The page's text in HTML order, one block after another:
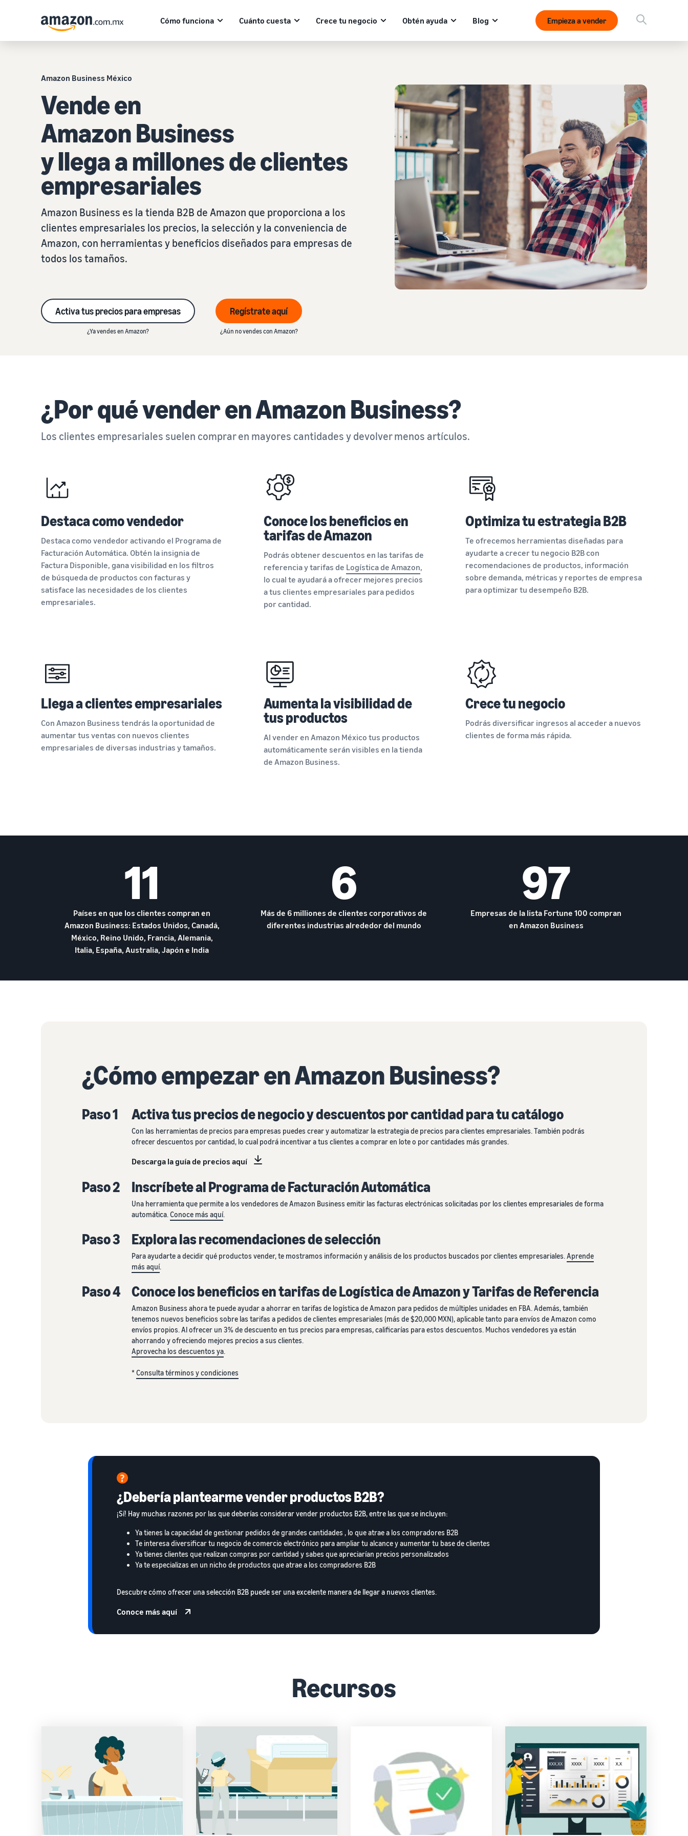
Cómo funciona Cuánto cuesta Crece tu negocio Obtén ayuda Blog Empieza a vender
Amazon Business México
Vende en
Amazon Business
y llega a millones de clientes
empresariales
Amazon Business es la tienda B2B de Amazon que proporciona a los
clientes empresariales los precios, la selección y la conveniencia de
Amazon, con herramientas y beneficios diseñados para empresas de
todos los tamaños.
Activa tus precios para empresas
¿Ya vendes en Amazon?
Regístrate aquí
¿Aún no vendes con Amazon?
¿Por qué vender en Amazon Business?
Los clientes empresariales suelen comprar en mayores cantidades y devolver menos artículos.
Destaca como vendedor
Destaca como vendedor activando el Programa de
Facturación Automática. Obtén la insignia de
Factura Disponible, gana visibilidad en los filtros
de búsqueda de productos con facturas y
satisface las necesidades de los clientes
empresariales.
Conoce los beneficios en
tarifas de Amazon
Podrás obtener descuentos en las tarifas de
referencia y tarifas de Logística de Amazon,
lo cual te ayudará a ofrecer mejores precios
a tus clientes empresariales para pedidos
por cantidad.
Optimiza tu estrategia B2B
Te ofrecemos herramientas diseñadas para
ayudarte a crecer tu negocio B2B con
recomendaciones de productos, información
sobre demanda, métricas y reportes de empresa
para optimizar tu desempeño B2B.
Llega a clientes empresariales
Con Amazon Business tendrás la oportunidad de
aumentar tus ventas con nuevos clientes
empresariales de diversas industrias y tamaños.
Aumenta la visibilidad de
tus productos
Al vender en Amazon México tus productos
automáticamente serán visibles en la tienda
de Amazon Business.
Crece tu negocio
Podrás diversificar ingresos al acceder a nuevos
clientes de forma más rápida.
11
Países en que los clientes compran en
Amazon Business: Estados Unidos, Canadá,
México, Reino Unido, Francia, Alemania,
Italia, España, Australia, Japón e India
6
Más de 6 milliones de clientes corporativos de
diferentes industrias alrededor del mundo
97
Empresas de la lista Fortune 100 compran
en Amazon Business
¿Cómo empezar en Amazon Business?
Paso 1 Activa tus precios de negocio y descuentos por cantidad para tu catálogo
Con las herramientas de precios para empresas puedes crear y automatizar la estrategia de precios para clientes empresariales. También podrás
ofrecer descuentos por cantidad, lo cual podrá incentivar a tus clientes a comprar en lote o por cantidades más grandes.
Descarga la guía de precios aquí
Paso 2 Inscríbete al Programa de Facturación Automática
Una herramienta que permite a los vendedores de Amazon Business emitir las facturas electrónicas solicitadas por los clientes empresariales de forma
automática.Conoce más aquí.
Paso 3 Explora las recomendaciones de selección
Para ayudarte a decidir qué productos vender, te mostramos información y análisis de los productos buscados por clientes empresariales.Aprende
más aquí.
Paso 4 Conoce los beneficios en tarifas de Logística de Amazon y Tarifas de Referencia
Amazon Business ahora te puede ayudar a ahorrar en tarifas de logística de Amazon para pedidos de múltiples unidades en FBA. Además, también
tenemos nuevos beneficios sobre las tarifas a pedidos de clientes empresariales (más de $20,000 MXN), aplicable tanto para envíos de Amazon como
envíos propios. Al ofrecer un 3% de descuento en tus precios para empresas, calificarías para estos descuentos. Muchos vendedores ya están
ahorrando y ofreciendo mejores precios a sus clientes.
Aprovecha los descuentos ya.
*Consulta términos y condiciones
¿Debería plantearme vender productos B2B?
¡Sí! Hay muchas razones por las que deberías considerar vender productos B2B, entre las que se incluyen:
Ya tienes la capacidad de gestionar pedidos de grandes cantidades , lo que atrae a los compradores B2B
Te interesa diversificar tu negocio de comercio electrónico para ampliar tu alcance y aumentar tu base de clientes
Ya tienes clientes que realizan compras por cantidad y sabes que apreciarían precios personalizados
Ya te especializas en un nicho de productos que atrae a los compradores B2B
Descubre cómo ofrecer una selección B2B puede ser una excelente manera de llegar a nuevos clientes.
Conoce más aquí
Recursos